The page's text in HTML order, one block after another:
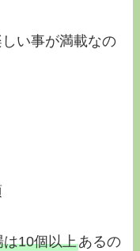
しい事が満載なの
は10個以上あるの